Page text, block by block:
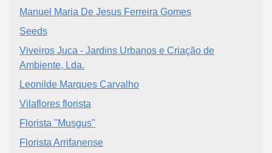
Manuel Maria De Jesus Ferreira Gomes
Seeds
Viveiros Juca - Jardins Urbanos e Criação de
Ambiente, Lda.
Leonilde Marques Carvalho
Vilaflores florista
Florista "Musgus"
Florista Arrifanense